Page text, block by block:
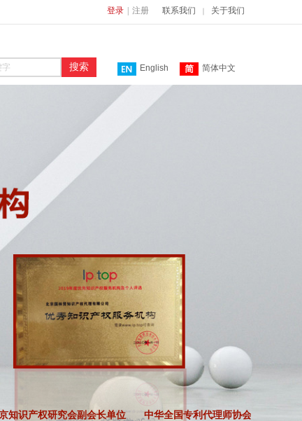
登录 注册 联系我们 关于我们
English 简体中文
搜索
识产权研究会副会长单位 中华全国专利代理师协会会员